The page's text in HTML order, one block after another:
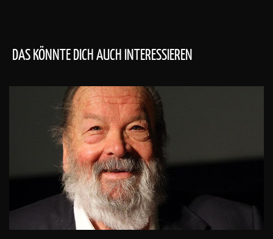
DAS KÖNNTE DICH AUCH INTERESSIEREN